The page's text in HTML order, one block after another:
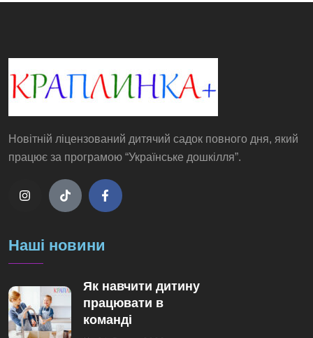
Новітній ліцензований дитячий садок повного дня, який
працює за програмою “Українське дошкілля”.
Наші новини
Як навчити дитину
працювати в
команді